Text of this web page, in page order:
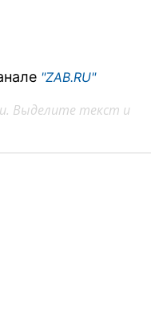
"ZAB.RU"
Выделите текст и